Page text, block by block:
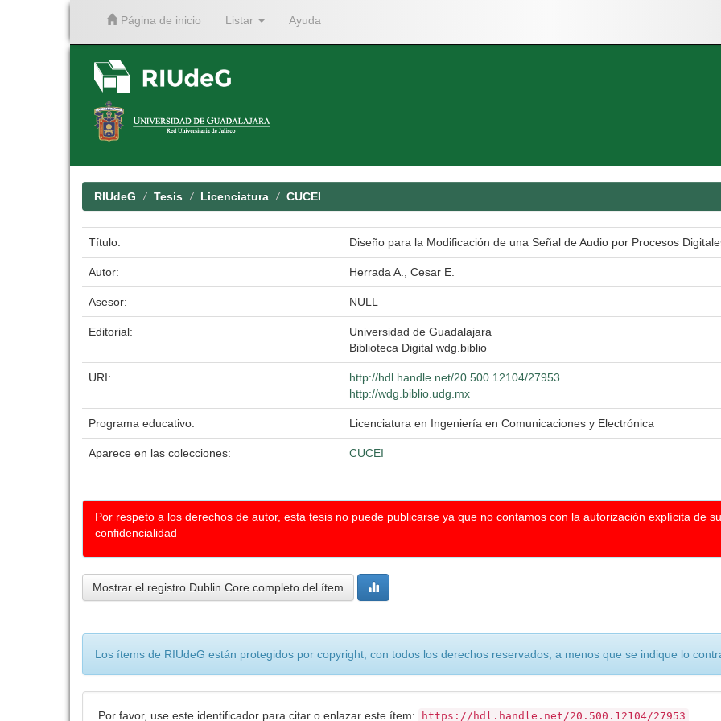
Página de inicio Listar Ayuda
RIUdeG Tesis Licenciatura CUCEI
Título: Diseño para la Modificación de una Señal de Audio por Procesos
Autor: Herrada A., Cesar E.
Asesor: NULL
Editorial:
Universidad de Guadalajara
Biblioteca Digital wdg.biblio
URI:
http://hdl.handle.net/20.500.12104/27953
http://wdg.biblio.udg.mx
Programa educativo: Licenciatura en Ingeniería en Comunicaciones y Electrónica
Aparece en las colecciones: CUCEI
Por respeto a los derechos de autor, esta tesis no puede publicarse ya que no contamos con la autorización explícita de
confidencialidad
Mostrar el registro Dublin Core completo del ítem
Los ítems de RIUdeG están protegidos por copyright, con todos los derechos reservados, a menos que se indique lo
Por favor, use este identificador para citar o enlazar este ítem: https://hdl.handle.net/20.500.12104/27953